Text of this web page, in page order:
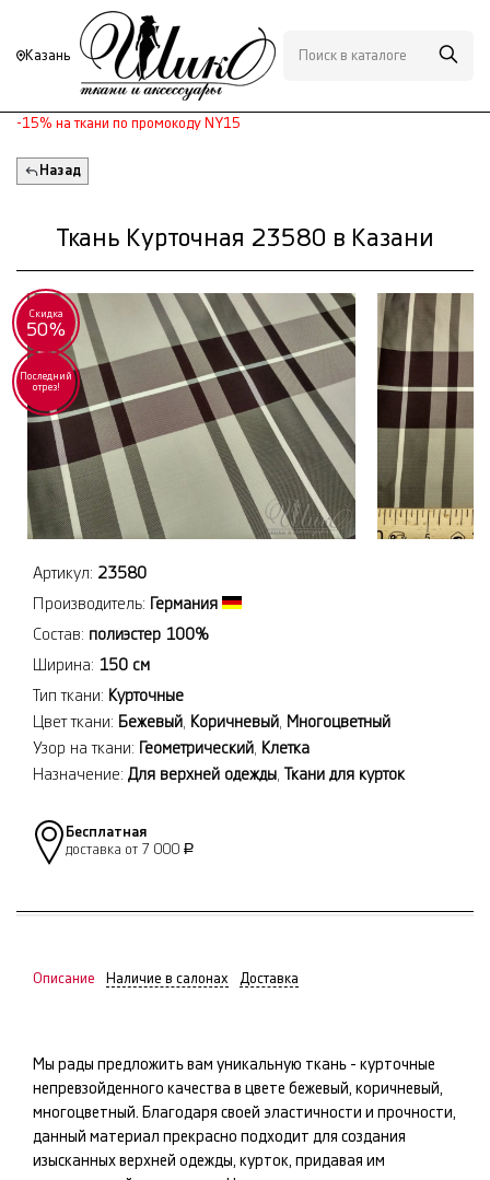
Казань
-15% на ткани по промокоду NY15
Назад
Ткань Курточная 23580 в Казани
Скидка
50%
Последний
отрез!
Артикул: 23580
Производитель: Германия
Состав: полиэстер 100%
Ширина: 150 см
Тип ткани: Курточные
Цвет ткани: Бежевый Коричневый Многоцветный
Узор на ткани: Геометрический Клетка
Назначение: Для верхней одежды Ткани для курток
Бесплатная
доставка от 7 000 Р
Описание Наличие в салонах Доставка
Мы рады предложить вам уникальную ткань - курточные
непревзойденного качества в цвете бежевый, коричневый,
многоцветный. Благодаря своей эластичности и прочности,
данный материал прекрасно подходит для создания
изысканных верхней одежды, курток, придавая им